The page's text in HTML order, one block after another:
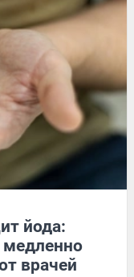
йода:
медленно
врачей